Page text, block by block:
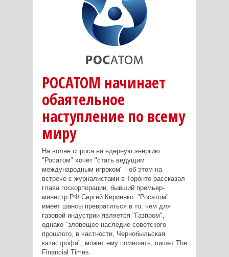
РОСАТОМ начинает
обаятельное
наступление по всему
миру
На волне спроса на ядерную энергию
"Росатом" хочет "стать ведущим
международным игроком" - об этом на
встрече с журналистами в Торонто рассказал
глава госкорпорации, бывший премьер-
министр РФ Сергей Кириенко. "Росатом"
имеет шансы превратиться в то, чем для
газовой индустрии является "Газпром",
однако "зловещее наследие советского
прошлого, в частности, Чернобыльская
катастрофа", может ему помешать, пишет The
Financial Times.